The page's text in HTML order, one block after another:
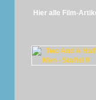
Hier alle Film-